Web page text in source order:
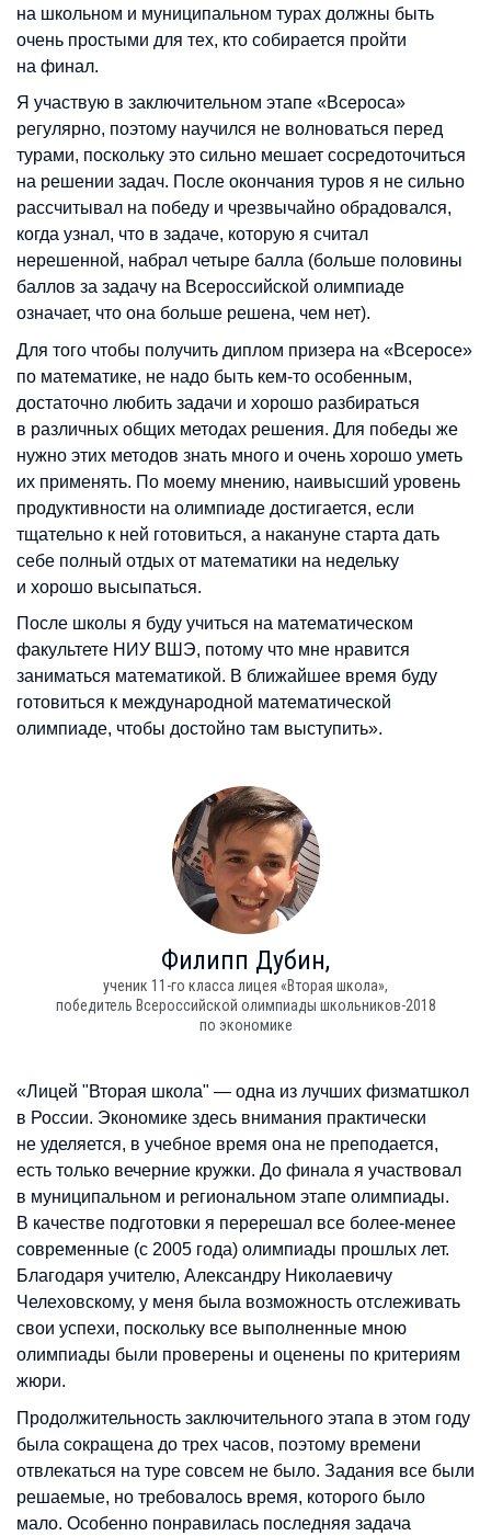
на школьном и муниципальном турах должны быть
очень простыми для тех, кто собирается пройти
на финал.
Я участвую в заключительном этапе «Всероса»
регулярно, поэтому научился не волноваться перед
турами, поскольку это сильно мешает сосредоточиться
на решении задач. После окончания туров я не сильно
рассчитывал на победу и чрезвычайно обрадовался,
когда узнал, что в задаче, которую я считал
нерешенной, набрал четыре балла (больше половины
баллов за задачу на Всероссийской олимпиаде
означает, что она больше решена, чем нет).
Для того чтобы получить диплом призера на «Всеросе»
по математике, не надо быть кем-то особенным,
достаточно любить задачи и хорошо разбираться
в различных общих методах решения. Для победы же
нужно этих методов знать много и очень хорошо уметь
их применять. По моему мнению, наивысший уровень
продуктивности на олимпиаде достигается, если
тщательно к ней готовиться, а накануне старта дать
себе полный отдых от математики на недельку
и хорошо высыпаться.
После школы я буду учиться на математическом
факультете НИУ ВШЭ, потому что мне нравится
заниматься математикой. В ближайшее время буду
готовиться к международной математической
олимпиаде, чтобы достойно там выступить».
Филипп Дубин,
ученик 11-го класса лицея «Вторая школа»,
победитель Всероссийской олимпиады школьников-2018
по экономике
«Лицей "Вторая школа" — одна из лучших физматшкол
в России. Экономике здесь внимания практически
не уделяется, в учебное время она не преподается,
есть только вечерние кружки. До финала я участвовал
в муниципальном и региональном этапе олимпиады.
В качестве подготовки я перерешал все более-менее
современные (с 2005 года) олимпиады прошлых лет.
Благодаря учителю, Александру Николаевичу
Челеховскому, у меня была возможность отслеживать
свои успехи, поскольку все выполненные мною
олимпиады были проверены и оценены по критериям
жюри.
Продолжительность заключительного этапа в этом году
была сокращена до трех часов, поэтому времени
отвлекаться на туре совсем не было. Задания все были
решаемые, но требовалось время, которого было
мало. Особенно понравилась последняя задача